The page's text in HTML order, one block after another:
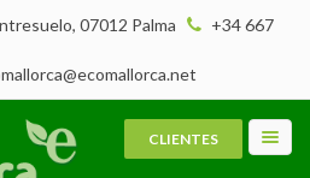
07012 Palma +34 667
CLIENTES